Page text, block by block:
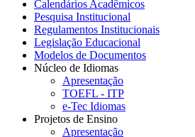
Calendários Acadêmicos
Pesquisa Institucional
Regulamentos Institucionais
Legislação Educacional
Modelos de Documentos
Núcleo de Idiomas
Apresentação
TOEFL - ITP
e-Tec Idiomas
Projetos de Ensino
Apresentação